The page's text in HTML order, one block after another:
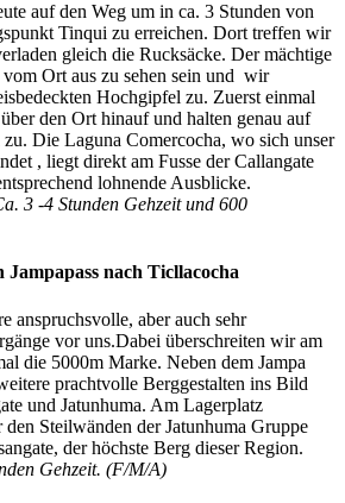
auf den Weg um in ca. 3 Stunden von
Tinqui zu erreichen. Dort treffen wir
gleich die Rucksäcke. Der mächtige
Ort aus zu sehen sein und wir
Hochgipfel zu. Zuerst einmal
den Ort hinauf und halten genau auf
Die Laguna Comercocha, wo sich unser
, liegt direkt am Fusse der Callangate
lohnende Ausblicke.
3 -4 Stunden Gehzeit und 600
Jampapass nach Ticllacocha
anspruchsvolle, aber auch sehr
vor uns.Dabei überschreiten wir am
die 5000m Marke. Neben dem Jampa
prachtvolle Berggestalten ins Bild
und Jatunhuma. Am Lagerplatz
Steilwänden der Jatunhuma Gruppe
der höchste Berg dieser Region.
Gehzeit. (F/M/A)